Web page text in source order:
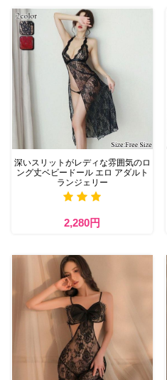
深いスリットがレディな雰囲気のロ
ング丈ベビードール エロ アダルト
ランジェリー
2,280円